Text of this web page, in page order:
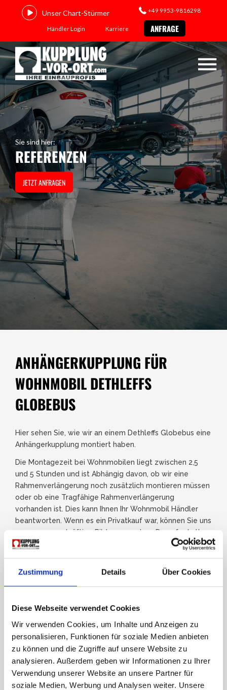
Zustimmung Details Über Cookies
Diese Webseite verwendet Cookies
Wir verwenden Cookies, um Inhalte und Anzeigen zu
personalisieren, Funktionen für soziale Medien anbieten
zu können und die Zugriffe auf unsere Website zu
analysieren. Außerdem geben wir Informationen zu Ihrer
Verwendung unserer Website an unsere Partner für
soziale Medien, Werbung und Analysen weiter. Unsere
Unser Chart-Stürmer +49 9953-9816298
Händler Login Karriere ANFRAGE
Sie sind hier:
REFERENZEN
JETZT ANFRAGEN
ANHÄNGERKUPPLUNG FÜR
WOHNMOBIL DETHLEFFS
GLOBEBUS
Hier sehen Sie, wie wir an einem Dethleffs Globebus eine
Anhängerkupplung montiert haben.
Die Montagezeit bei Wohnmobilen liegt zwischen 2,5
und 5 Stunden und ist Abhängig davon, ob wir eine
Rahmenverlängerung noch zusätzlich montieren müssen
oder ob eine Tragfähige Rahmenverlängerung
vorhanden ist. Dies kann Ihnen Ihr Wohnmobil Händler
beantworten. Wenn es ein Privatkauf war, können Sie uns
gerne aussagekräftige Bilder zusenden . Darauf erhalten
Sie ein verbindliches Angebot über den Einbau Ihrer